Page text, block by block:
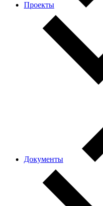
Проекты
Документы